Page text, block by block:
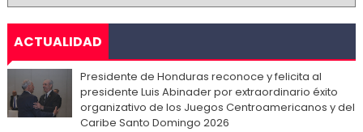
ACTUALIDAD
Presidente de Honduras reconoce y felicita al
presidente Luis Abinader por extraordinario éxito
organizativo de los Juegos Centroamericanos y del
Caribe Santo Domingo 2026